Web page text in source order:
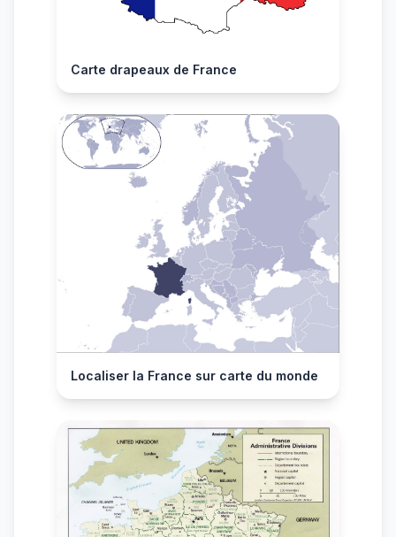
Carte drapeaux de France
Localiser la France sur carte du monde